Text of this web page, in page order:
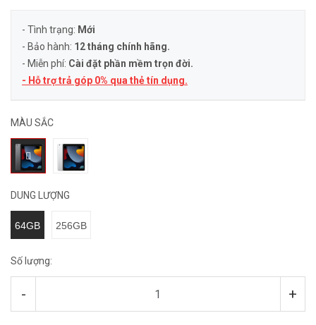
- Tình trạng: Mới
- Bảo hành: 12 tháng chính hãng.
- Miễn phí: Cài đặt phần mềm trọn đời.
- Hỗ trợ trả góp 0% qua thẻ tín dụng.
MÀU SẮC
DUNG LƯỢNG
64GB 256GB
Số lượng:
- +